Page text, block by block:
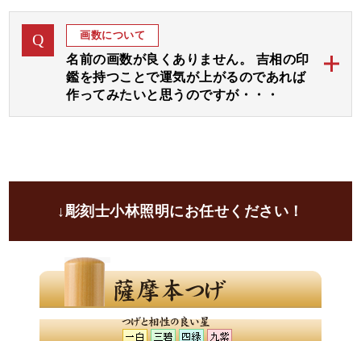
作り致します。
A
気を拝見して八方位に広がりますよう文字入れ致しま
す。
その後、選んでいただいた３つの運気部分をさらに強
調してお入れいたします。
Q 画数について
名前の画数が良くありません。 吉相の印
鑑を持つことで運気が上がるのであれば
作ってみたいと思うのですが・・・
ご印鑑にて画数を吉に変更して、さらにご希望の運気
良いと言われることをきちんと取り入れて、吉印材と
印相体にてお彫りすることにより、お気持ちが前向き
になり自然とよい運気を招き入れられるのではないで
↓彫刻士小林照明にお任せください！